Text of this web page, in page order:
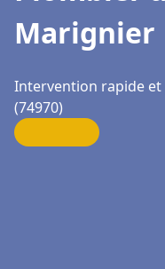
Marignier
Intervention rapide
(74970)